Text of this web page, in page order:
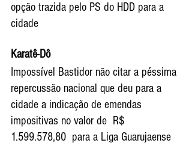
opção trazida pelo PS do HDD para a
cidade
Karatê-Dô
Impossível Bastidor não citar a péssima
repercussão nacional que deu para a
cidade a indicação de emendas
impositivas no valor de  R$
1.599.578,80  para a Liga Guarujaense